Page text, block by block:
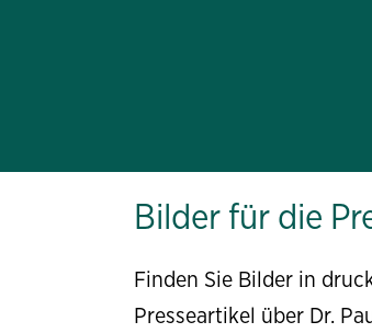
Bilder für die
Finden Sie Bilder in
Presseartikel über Dr.